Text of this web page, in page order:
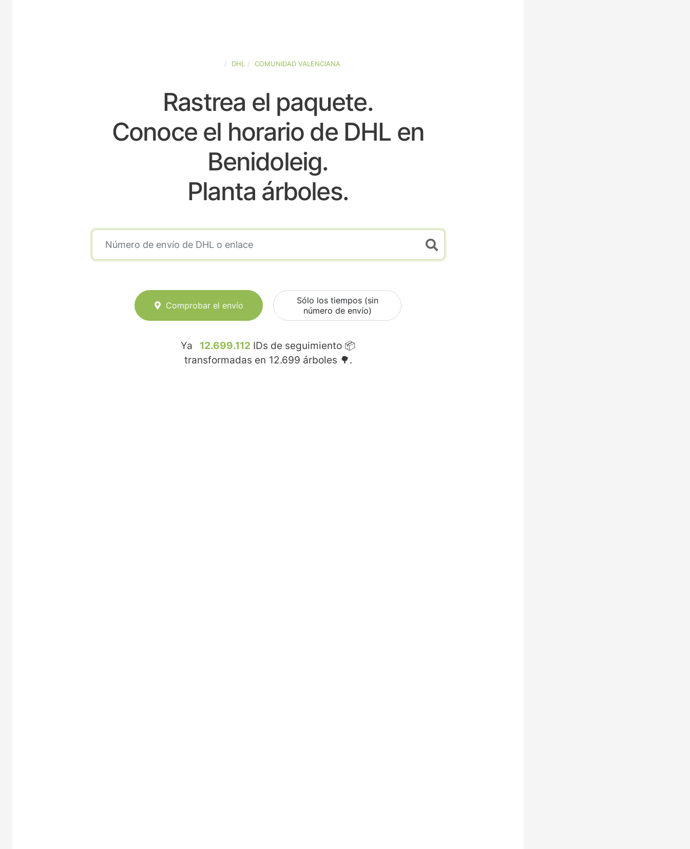
DHL COMUNIDAD VALENCIANA
Rastrea el paquete.
Conoce el horario de DHL en
Benidoleig.
Planta árboles.
Comprobar el envío
Sólo los tiempos (sin
número de envío)
Ya 12.699.112 IDs de seguimiento 📦
transformadas en 12.699 árboles 🌳.